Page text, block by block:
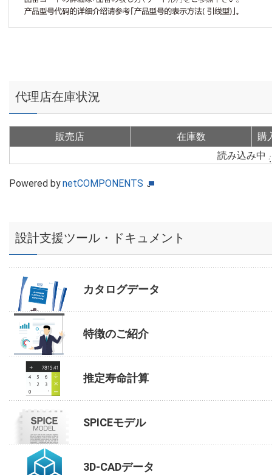
代理店在庫状況
販売店 在庫数
購
読み込み中
Powered bynetCOMPONENTS
設計支援ツール・ドキュメント
カタログデータ
特徴のご紹介
推定寿命計算
SPICEモデル
3D-CADデータ